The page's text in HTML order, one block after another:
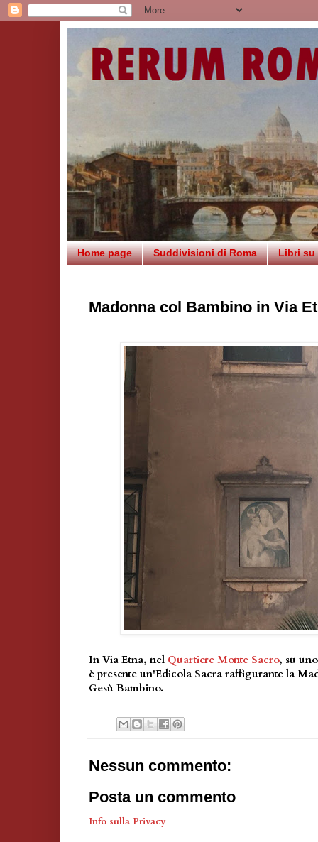
Home page Suddivisioni di Roma Libri su
Madonna col Bambino in Via
In Via Etna, nel Quartiere Monte Sacro, su
è presente un'Edicola Sacra raffigurante la
Gesù Bambino.
Nessun commento:
Posta un commento
Info sulla Privacy